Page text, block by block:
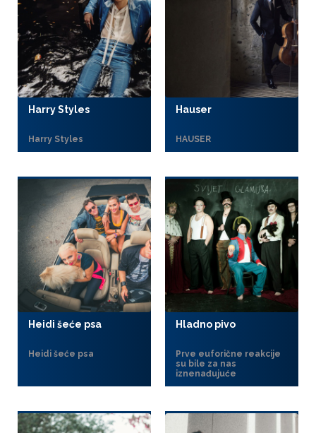
Harry Styles
Harry Styles
Hauser
HAUSER
Heidi šeće psa
Heidi šeće psa
Hladno pivo
Prve euforične reakcije
su bile za nas
iznenađujuće